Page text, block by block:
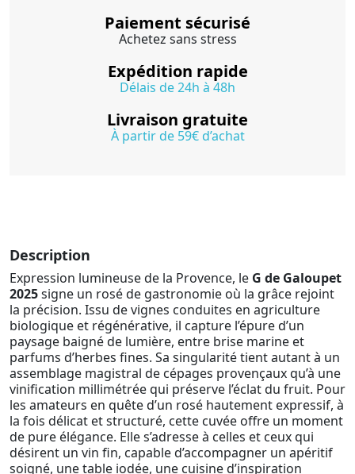
Paiement sécurisé
Achetez sans stress
Expédition rapide
Délais de 24h à 48h
Livraison gratuite
À partir de 59€ d’achat
Description
Expression lumineuse de la Provence, le G de Galoupet
2025signe un rosé de gastronomie où la grâce rejoint
la précision. Issu de vignes conduites en agriculture
biologique et régénérative, il capture l’épure d’un
paysage baigné de lumière, entre brise marine et
parfums d’herbes fines. Sa singularité tient autant à un
assemblage magistral de cépages provençaux qu’à une
vinification millimétrée qui préserve l’éclat du fruit. Pour
les amateurs en quête d’un rosé hautement expressif, à
la fois délicat et structuré, cette cuvée offre un moment
de pure élégance. Elle s’adresse à celles et ceux qui
désirent un vin fin, capable d’accompagner un apéritif
soigné, une table iodée, une cuisine d’inspiration